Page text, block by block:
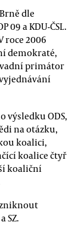
dle
09 a KDU-ČSL.
roce 2006
demokraté,
primátor
výsledku ODS,
na otázku,
koalici,
koalice čtyř
koaliční
SZ.